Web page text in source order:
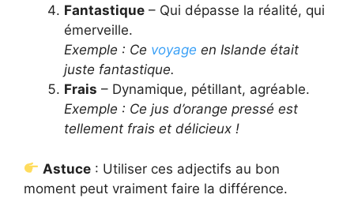
Fantastique – Qui dépasse la réalité, qui
émerveille.
Exemple : Ce voyage en Islande était
juste fantastique.
Frais – Dynamique, pétillant, agréable.
Exemple : Ce jus d’orange pressé est
tellement frais et délicieux !
Astuce : Utiliser ces adjectifs au bon
moment peut vraiment faire la différence.